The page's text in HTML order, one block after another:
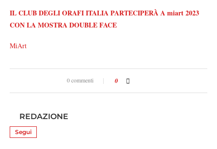
IL CLUB DEGLI ORAFI ITALIA PARTECIPERÀ A miart 2023
CON LA MOSTRA DOUBLE FACE
MiArt
0 commenti 0
REDAZIONE
Segui